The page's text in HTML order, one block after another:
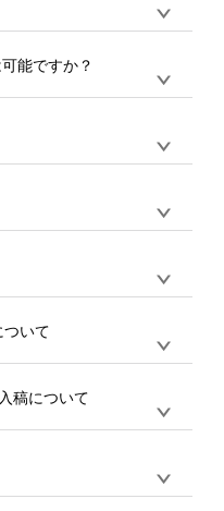
す。デザインツールから
済まで完了できます。
など、大口注文の場合
るエコバッグコンシェル
ルをご利用ください。製
多いほど、オンデマンド
で製作することが可能で
、JPG / PNG / AI / PSD /
データの最大サイズ
ド可能です。使用できな
ます。（※ Illustratorか
していません。AIで保存
らアップロードして下さ
能ですか？
ます。30個以上のご製
ポートが担当するエコバ
電話やFAX、メールなど
の場合は、製作数量が
ポート担当が、デザイ
サー
。(※ 30個以下の場合
ご利用ください)
配送業者・伝票番号を
しますので、直接配送業
整をお願い致します。
引(最大50%)が適用され
】購入金額の1％が1ポ
、次回ご注文時に1ポイ
いただけます。ポイン
付与され、次回ご注文時
ポイントの有効期限は一
ク】過去10カ月のご注
ク割引(最大5%)が適用
いて
ラー生地（Tシャツのホ
のナチュラル、ホワイト
定着させるための処理剤
期・低価格で商品をお届
稿について
タも該当デザインのみ画
に変換、またはAdobe